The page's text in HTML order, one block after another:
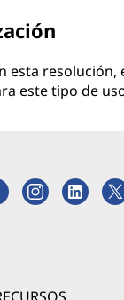
esta resolución,
este tipo de